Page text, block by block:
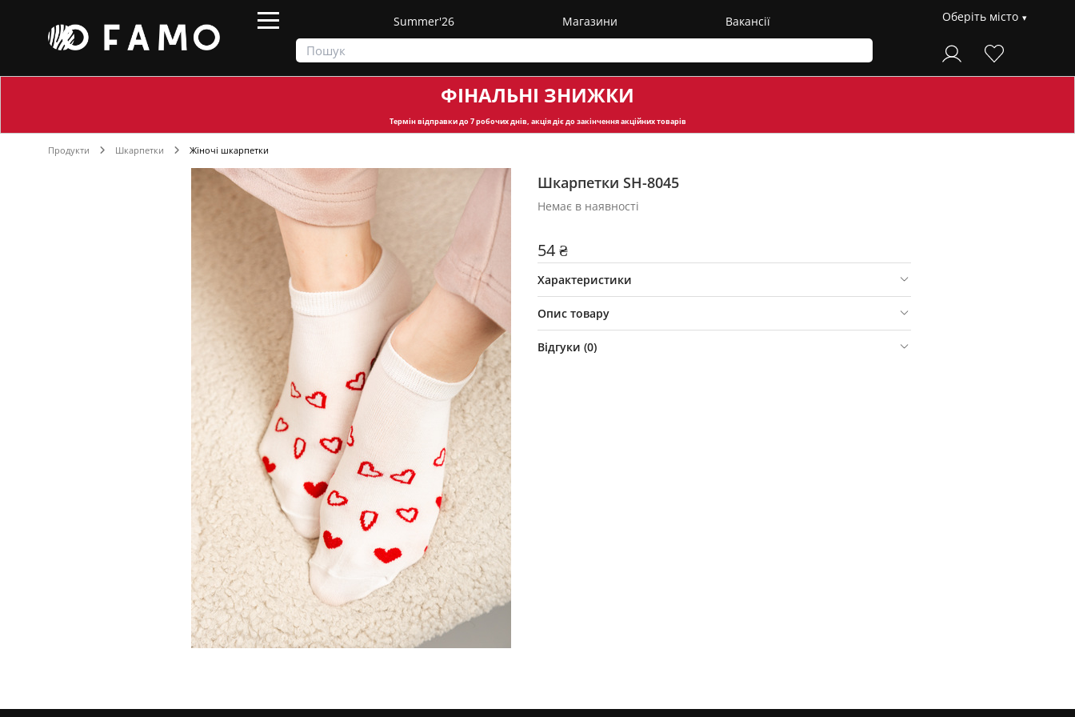
Summer'26 Магазини Вакансії Оберіть місто
ФІНАЛЬНІ ЗНИЖКИ
Термін відправкидо 7 робочих днів, акція діє до закінчення акційних товарів
Продукти Шкарпетки Жіночі шкарпетки
Шкарпетки SH-8045
Немає в наявності
54 ₴
Характеристики
Опис товару
Відгуки (0)